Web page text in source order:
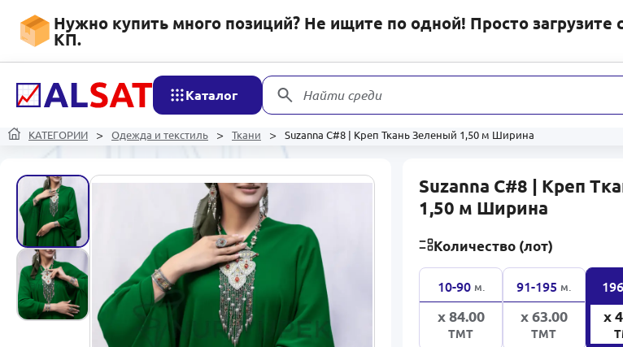
Нужно купить много позиций? Не ищите по одной! Просто загрузите
КП.
Каталог Найти среди
КАТЕГОРИИ Одежда и текстиль Ткани Suzanna C#8 | Креп Ткань Зеленый 1,50 м Ширина
Suzanna C#8 | Креп
1,50 м Ширина
Количество (лот)
10-90 м.
x 84.00
ТМТ
91-195 м.
x 63.00
ТМТ
x